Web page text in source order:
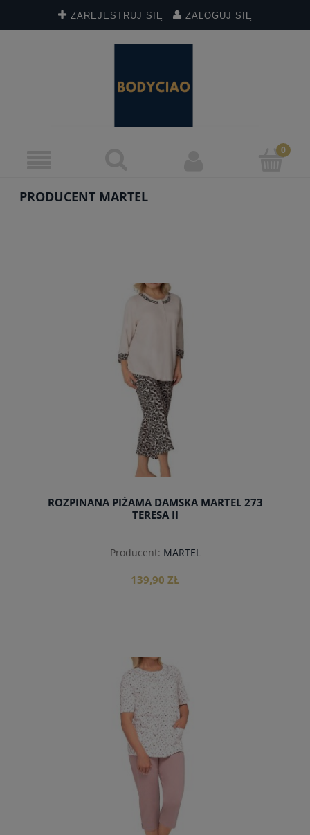
ZAREJESTRUJ SIĘ ZALOGUJ SIĘ
PRODUCENT MARTEL
ROZPINANA PIŻAMA DAMSKA MARTEL 273
TERESA II
Producent: MARTEL
139,90 ZŁ
do koszyka